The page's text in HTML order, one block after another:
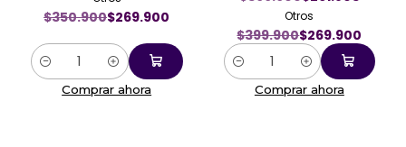
$350.900$269.900
Cantidad
Comprar ahora
Otros
$399.900$269.900
Cantidad
Comprar ahora